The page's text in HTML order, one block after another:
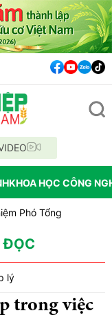
KHOA HỌC CÔNG
Tổng Giám đốc
bố quy hoạch chiến
ĐỌC
lý
trong việc